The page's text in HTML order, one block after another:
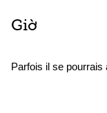
Giờ
Parfois il se